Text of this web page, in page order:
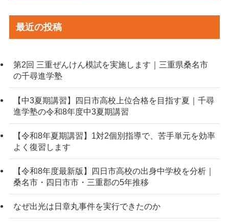
最近の投稿
第2回 三重ぜんけん模試を実施します｜三重県桑名市
の千尋進学塾
【中3夏期講習】四日市高校上位合格を目指す夏｜千尋
進学塾の令和8年度中3夏期講習
【令和8年夏期講習】1対2個別指導で、苦手単元を効率
よく復習します
【令和8年度最新版】四日市高校の出身中学校を分析｜
桑名市・四日市市・三重郡の5年推移
なぜ出光は日章丸事件を実行できたのか